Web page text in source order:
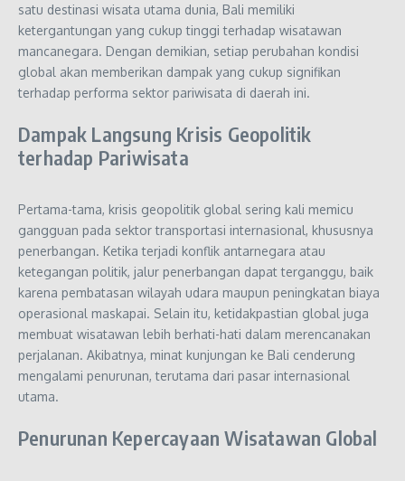
satu destinasi wisata utama dunia, Bali memiliki
ketergantungan yang cukup tinggi terhadap wisatawan
mancanegara. Dengan demikian, setiap perubahan kondisi
global akan memberikan dampak yang cukup signifikan
terhadap performa sektor pariwisata di daerah ini.
Dampak Langsung Krisis Geopolitik
terhadap Pariwisata
Pertama-tama, krisis geopolitik global sering kali memicu
gangguan pada sektor transportasi internasional, khususnya
penerbangan. Ketika terjadi konflik antarnegara atau
ketegangan politik, jalur penerbangan dapat terganggu, baik
karena pembatasan wilayah udara maupun peningkatan biaya
operasional maskapai. Selain itu, ketidakpastian global juga
membuat wisatawan lebih berhati-hati dalam merencanakan
perjalanan. Akibatnya, minat kunjungan ke Bali cenderung
mengalami penurunan, terutama dari pasar internasional
utama.
Penurunan Kepercayaan Wisatawan Global